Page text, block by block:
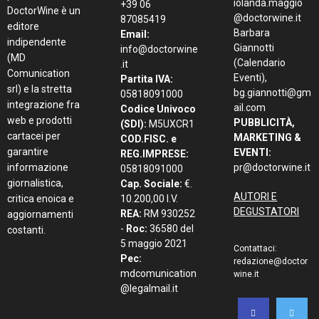
DoctorWine è un
editore
indipendente
(MD
Comunication
srl) e la stretta
integrazione fra
web e prodotti
cartacei per
garantire
informazione
giornalistica,
critica enoica e
aggiornamenti
costanti.
+39 06
87085419
Email:
info@doctorwine
.it
Partita IVA:
05818091000
Codice Univoco
(SDI): M5UXCR1
COD.FISC. e
REG.IMPRESE:
05818091000
Cap. Sociale: €.
10.200,00 I.V.
REA: RM 930252
- Roc: 36580 del
5 maggio 2021
Pec:
mdcomunication
@legalmail.it
iolanda.maggio
@doctorwine.it
Barbara
Giannotti
(Calendario
Eventi),
bg.giannotti@gm
ail.com
PUBBLICITÀ,
MARKETING &
EVENTI:
pr@doctorwine.it
AUTORI E
DEGUSTATORI
Contattaci:
redazione@doctor
wine.it